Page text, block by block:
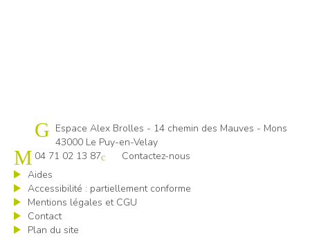
Cap emploi 43
Espace Alex Brolles - 14 chemin des Mauves - Mons
43000 Le Puy-en-Velay
04 71 02 13 87
Contactez-nous
Aides
Accessibilité : partiellement conforme
Mentions légales et CGU
Contact
Plan du site